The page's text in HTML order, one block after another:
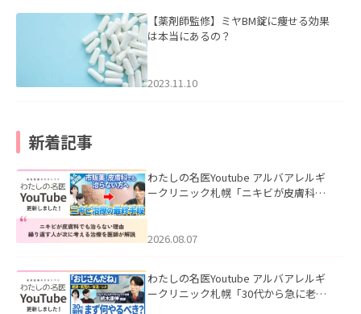
【薬剤師監修】ミヤBM錠に痩せる効果
は本当にあるの？
2023.11.10
新着記事
わたしの名医Youtube アルバアレルギ
ークリニック札幌「ニキビが皮膚科で
ました。
2026.08.07
わたしの名医Youtube アルバアレルギ
ークリニック札幌「30代から急に老け